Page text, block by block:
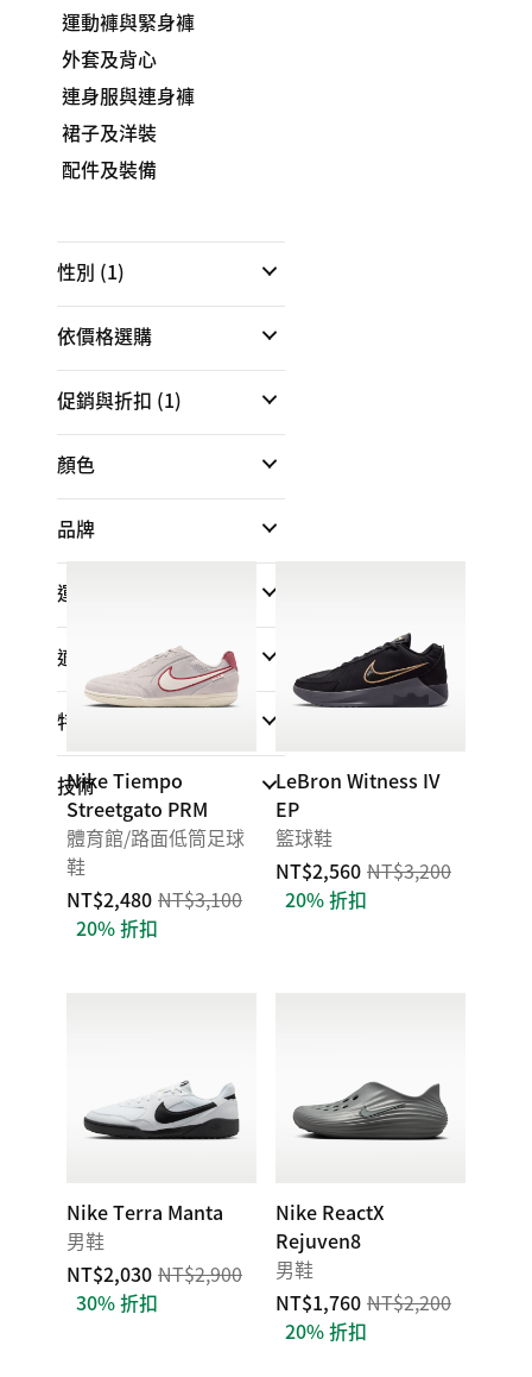
運動褲與緊身褲
外套及背心
連身服與連身褲
裙子及洋裝
配件及裝備
性別 (1)
依價格選購
促銷與折扣 (1)
顏色
品牌
運動
適合
特點
技術
Nike Tiempo
Streetgato PRM
體育館/路面低筒足球
鞋
NT$2,480 NT$3,100
20% 折扣
LeBron Witness IV
EP
籃球鞋
NT$2,560 NT$3,200
20% 折扣
Nike Terra Manta
男鞋
NT$2,030 NT$2,900
30% 折扣
Nike ReactX
Rejuven8
男鞋
NT$1,760 NT$2,200
20% 折扣